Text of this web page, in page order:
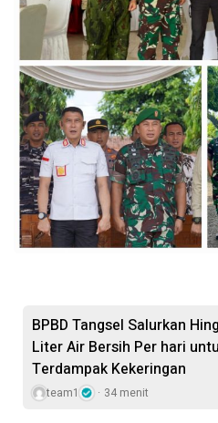
BPBD Tangsel Salurkan
Liter Air Bersih Per hari
Terdampak Kekeringan
team1 34 menit